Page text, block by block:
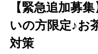
【緊急追加募
いの方限定♪お
対策